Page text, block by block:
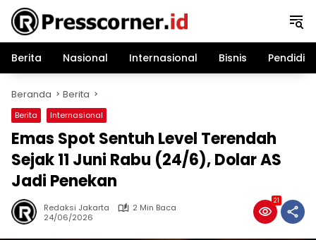
Langsung
konten
Berita
Nasional Internasional Bisnis
Beranda Berita
Berita Internasional
Emas Spot Sentuh Level Terendah
Sejak 11 Juni Rabu (24/6), Dolar AS
Jadi Penekan
Redaksi Jakarta
2 Min Baca
24/06/2026
21